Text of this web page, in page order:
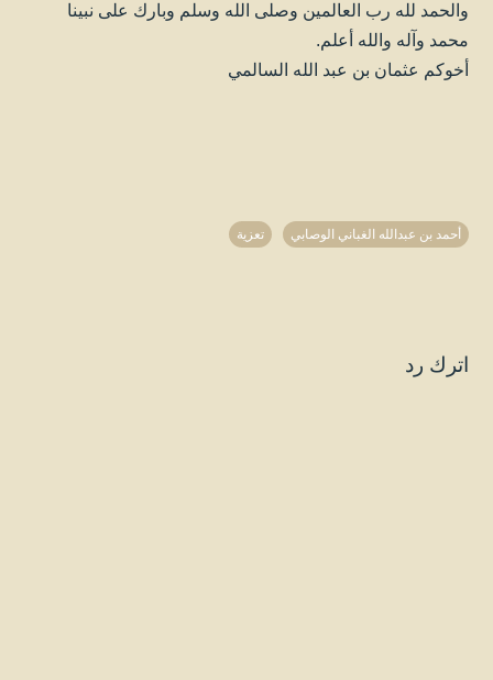
والحمد لله رب العالمين وصلى الله وسلم وبارك على نبينا
محمد وآله والله أعلم.
أخوكم عثمان بن عبد الله السالمي
أحمد بن عبدالله الغباني الوصابي تعزية
اترك رد